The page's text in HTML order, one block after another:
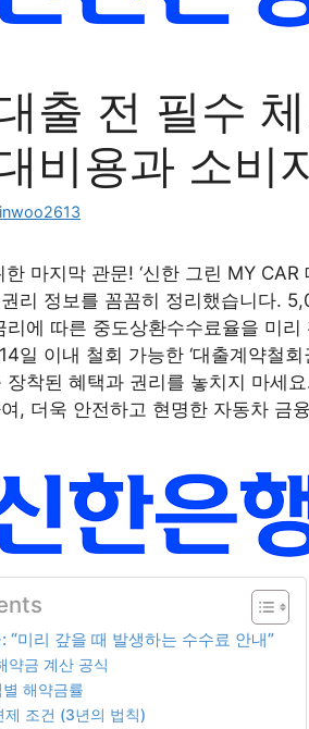
출 전 필수
비용과 소비
마지막 관문! ‘신한 그린 MY CAR
리 정보를 꼼꼼히 정리했습니다.
에 따른 중도상환수수료율을 미
일 이내 철회 가능한 ‘대출계약철
장착된 혜택과 권리를 놓치지 마세
, 더욱 안전하고 현명한 자동차 금
“미리 갚을 때 발생하는 수수료 안내”
약금 계산 공식
해약금률
제 조건 (3년의 법칙)